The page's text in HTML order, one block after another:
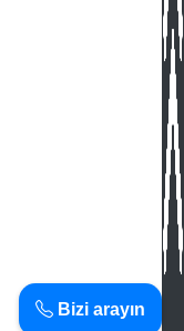
Bizi arayın